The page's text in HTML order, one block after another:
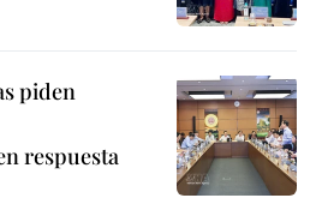
piden
respuesta